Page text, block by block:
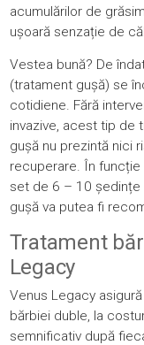
acumulărilor de
ușoară senzație de
Vestea bună? De
(tratament gușă) se
cotidiene. Fără
invazive, acest tip de
gușă nu prezintă nici
recuperare. În funcție
set de 6 – 10 ședințe
gușă va putea fi
Tratament
Legacy
Venus Legacy
bărbiei duble, la
semnificativ după